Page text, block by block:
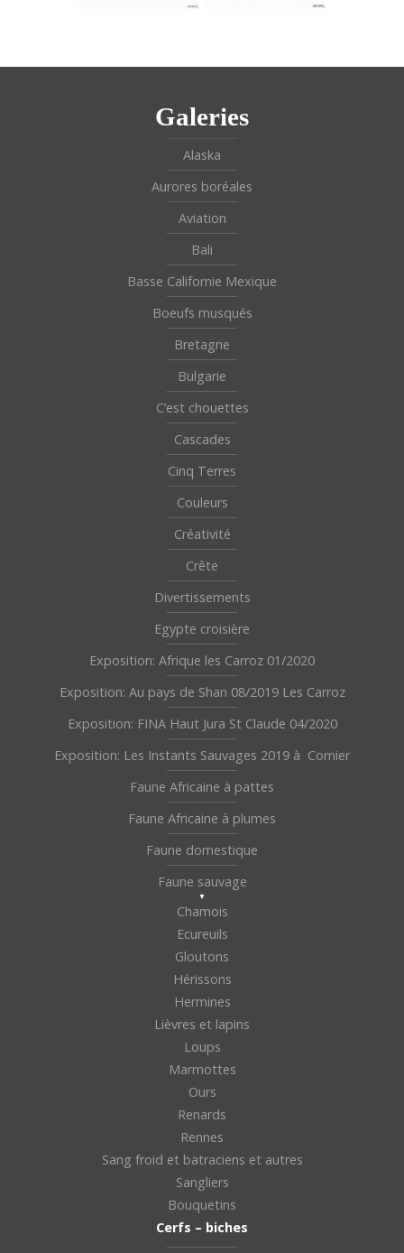
Galeries
Alaska
Aurores boréales
Aviation
Bali
Basse Californie Mexique
Boeufs musqués
Bretagne
Bulgarie
C’est chouettes
Cascades
Cinq Terres
Couleurs
Créativité
Crête
Divertissements
Egypte croisière
Exposition: Afrique les Carroz 01/2020
Exposition: Au pays de Shan 08/2019 Les Carroz
Exposition: FINA Haut Jura St Claude 04/2020
Exposition: Les Instants Sauvages 2019 à Cornier
Faune Africaine à pattes
Faune Africaine à plumes
Faune domestique
Faune sauvage
Chamois
Ecureuils
Gloutons
Hérissons
Hermines
Lièvres et lapins
Loups
Marmottes
Ours
Renards
Rennes
Sang froid et batraciens et autres
Sangliers
Bouquetins
Cerfs – biches